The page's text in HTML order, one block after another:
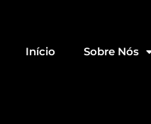
Início Sobre Nós